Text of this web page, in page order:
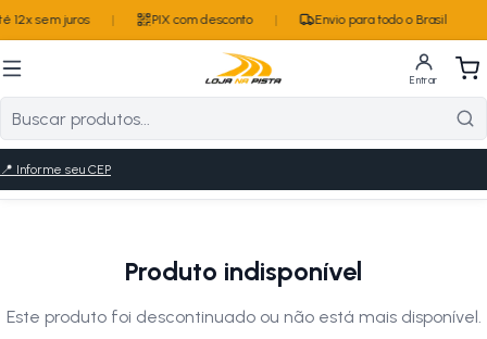
12x sem juros PIX com desconto Envio para todo o Brasil
Entrar
📍 Informe seu CEP
Produto indisponível
Este produto foi descontinuado ou não está mais disponível.